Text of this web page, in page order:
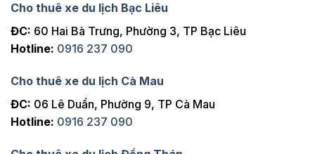
Mũi Né
550km 2 ngày
Mũi Né
Golf
600km
Nha
900km 1 chiều
Nha
900km
Cho thuê xe du lịch Bạc Liêu
ĐC: 60 Hai Bà Trưng, Phường 3, TP Bạc Liêu
Hotline: 0916 237 090
Cho thuê xe du lịch Cà Mau
ĐC: 06 Lê Duẩn, Phường 9, TP Cà Mau
Hotline: 0916 237 090